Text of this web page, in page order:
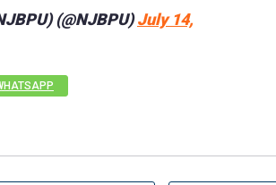
(@NJBPU)July 14,